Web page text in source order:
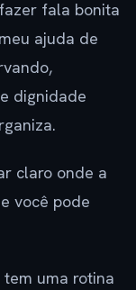
fala bonita
ajuda de
dignidade
claro onde a
você pode
uma rotina